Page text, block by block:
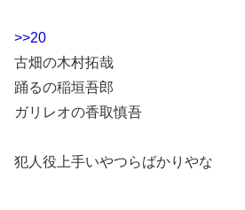
>>20
古畑の木村拓哉
踊るの稲垣吾郎
ガリレオの香取慎吾
犯人役上手いやつらばかりやな